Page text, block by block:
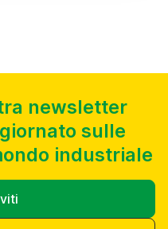
newsletter
sulle
industriale